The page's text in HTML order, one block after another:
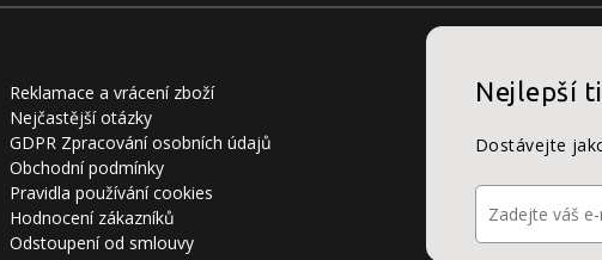
Reklamace a vrácení zboží
Nejčastější otázky
GDPR Zpracování osobních údajů
Obchodní podmínky
Pravidla používání cookies
Hodnocení zákazníků
Odstoupení od smlouvy
Nejlepší
Dostávejte